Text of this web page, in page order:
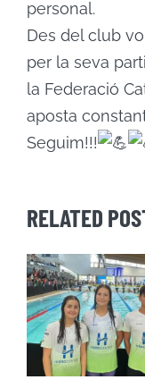
personal.
Des del club
per la seva
la Federació
aposta
Seguim!!!
RELATED